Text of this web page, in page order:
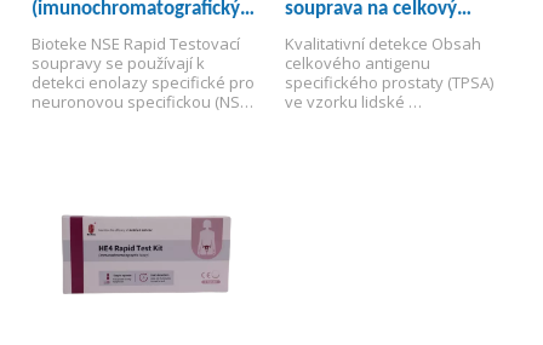
(imunochromatografický
test)
Bioteke NSE Rapid Testovací
soupravy se používají k
detekci enolazy specifické pro
neuronovou specifickou (NSE)
malého buněčného karcinomu
plic (NSCLC), monitorování v
SCLC a neublastomu, léčebné
a monitorovací recidivy.
souprava na celkový
antigen prostaty (TPSA)
(imunochromatografický
test)
Kvalitativní detekce Obsah
celkového antigenu
specifického prostaty (TPSA)
ve vzorku lidské